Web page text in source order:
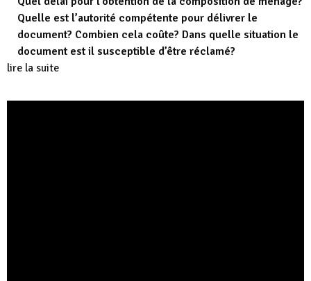
Quelle est l’autorité compétente pour délivrer le
document? Combien cela coûte? Dans quelle situation le
document est il susceptible d’être réclamé?
lire la suite